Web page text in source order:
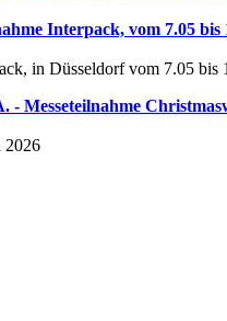
Interpack, vom 7.05 bis
in Düsseldorf vom 7.05 bis
Messeteilnahme
2026